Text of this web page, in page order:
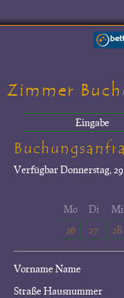
Zimmer
Eingabe
VerfügbarDonnerstag,
Mo
26
Di
27
Mi
28
Vorname Name
Straße Hausnummer